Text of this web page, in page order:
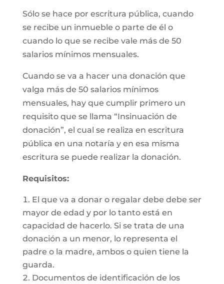
Sólo se hace por escritura pública, cuando
se recibe un inmueble o parte de él o
cuando lo que se recibe vale más de 50
salarios mínimos mensuales.
Cuando se va a hacer una donación que
valga más de 50 salarios mínimos
mensuales, hay que cumplir primero un
requisito que se llama “Insinuación de
donación”, el cual se realiza en escritura
pública en una notaría y en esa misma
escritura se puede realizar la donación.
Requisitos:
El que va a donar o regalar debe debe ser
mayor de edad y por lo tanto está en
capacidad de hacerlo. Si se trata de una
donación a un menor, lo representa el
padre o la madre, ambos o quien tiene la
guarda.
Documentos de identificación de los